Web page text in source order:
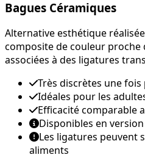
Bagues Céramiques
Alternative esthétique
composite de couleur proche
associées à des ligatures
Très discrètes une fois
Idéales pour les
Efficacité comparable
Disponibles en
Les ligatures peuvent
aliments